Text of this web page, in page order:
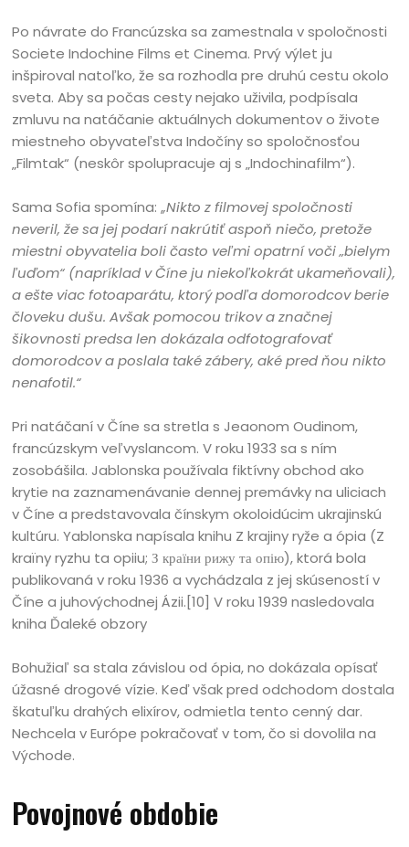
Po návrate do Francúzska sa zamestnala v spoločnosti
Societe Indochine Films et Cinema. Prvý výlet ju
inšpiroval natoľko, že sa rozhodla pre druhú cestu okolo
sveta. Aby sa počas cesty nejako uživila, podpísala
zmluvu na natáčanie aktuálnych dokumentov o živote
miestneho obyvateľstva Indočíny so spoločnosťou
„Filmtak“ (neskôr spolupracuje aj s „Indochinafilm“).
Sama Sofia spomína: ,,Nikto z filmovej spoločnosti
neveril, že sa jej podarí nakrútiť aspoň niečo, pretože
miestni obyvatelia boli často veľmi opatrní voči „bielym
ľuďom“ (napríklad v Číne ju niekoľkokrát ukameňovali),
a ešte viac fotoaparátu, ktorý podľa domorodcov berie
človeku dušu. Avšak pomocou trikov a značnej
šikovnosti predsa len dokázala odfotografovať
domorodcov a poslala také zábery, aké pred ňou nikto
nenafotil.“
Pri natáčaní v Číne sa stretla s Jeaonom Oudinom,
francúzskym veľvyslancom. V roku 1933 sa s ním
zosobášila. Jablonska používala fiktívny obchod ako
krytie na zaznamenávanie dennej premávky na uliciach
v Číne a predstavovala čínskym okoloidúcim ukrajinskú
kultúru. Yablonska napísala knihu Z krajiny ryže a ópia (Z
kraïny ryzhu ta opiiu; З країни рижу та опію), ktorá bola
publikovaná v roku 1936 a vychádzala z jej skúseností v
Číne a juhovýchodnej Ázii.[10] V roku 1939 nasledovala
kniha Ďaleké obzory
Bohužiaľ sa stala závislou od ópia, no dokázala opísať
úžasné drogové vízie. Keď však pred odchodom dostala
škatuľku drahých elixírov, odmietla tento cenný dar.
Nechcela v Európe pokračovať v tom, čo si dovolila na
Východe.
Povojnové obdobie